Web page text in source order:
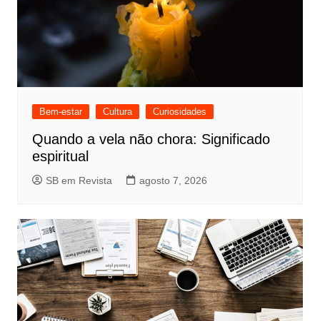
Bem-estar Cultura Curiosidades
Quando a vela não chora: Significado
espiritual
SB em Revista agosto 7, 2026